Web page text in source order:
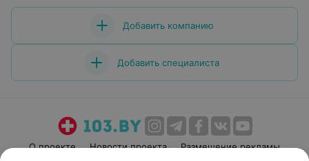
Добавить компанию
Добавить специалиста
О проекте Новости проекта
Размещение рекламы